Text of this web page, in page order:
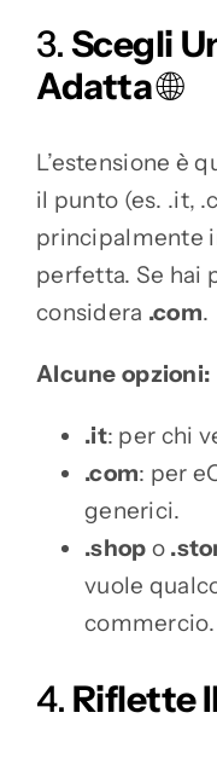
3.Scegli
Adatta🌐
L’estensione è
il punto (es. .it,
principalmente
perfetta. Se hai
considera .com.
Alcune opzioni:
.it: per chi
.com: per
generici.
.shop o
vuole
commercio.
4. Riflette